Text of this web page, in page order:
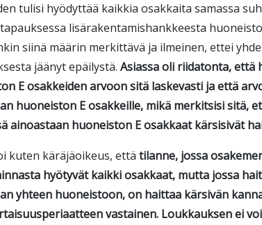
tulisi hyödyttää kaikkia osakkaita samassa
lisärakentamishankkeesta
siinä määrin merkittävä ja ilmeinen, ettei
jäänyt epäilystä. Asiassa oli riidatonta, että
E osakkeiden arvoon sitä laskevasti ja että
huoneiston E osakkeille, mikä merkitsisi sitä,
ainoastaan huoneiston E osakkaat kärsisivät
kuten käräjäoikeus, että tilanne, jossa
hyötyvät kaikki osakkaat, mutta jossa
yhteen huoneistoon, on haittaa kärsivän
vastainen. Loukkauksen ei